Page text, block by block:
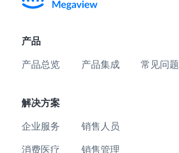
产品
产品总览 产品集成 常见问题
解决方案
企业服务
消费医疗
销售人员
销售管理